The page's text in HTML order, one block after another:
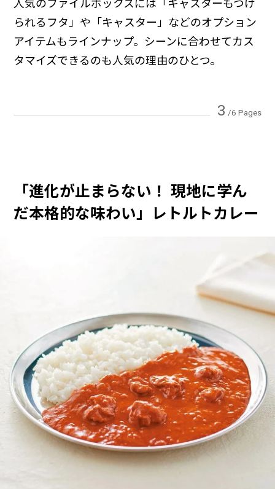
られるフタ」や「キャスター」などのオプション
アイテムもラインナップ。シーンに合わせてカス
タマイズできるのも人気の理由のひとつ。
3 /6 Pages
「進化が止まらない！ 現地に学ん
だ本格的な味わい」レトルトカレー